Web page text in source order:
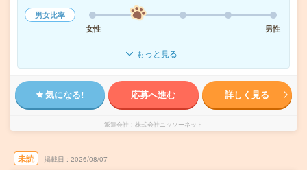
男女比率
女性
男性
もっと見る
気になる! 応募へ進む 詳しく見る
派遣会社 株式会社ニッソーネット
未読 掲載日 2026/08/07